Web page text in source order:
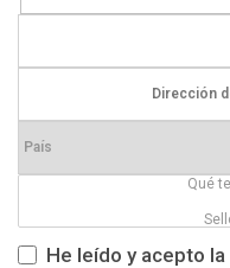
He leído y acepto la